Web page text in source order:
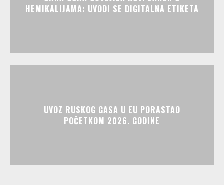
HEMIKALIJAMA: UVODI SE DIGITALNA ETIKETA
UVOZ RUSKOG GASA U EU PORASTAO
POČETKOM 2026. GODINE